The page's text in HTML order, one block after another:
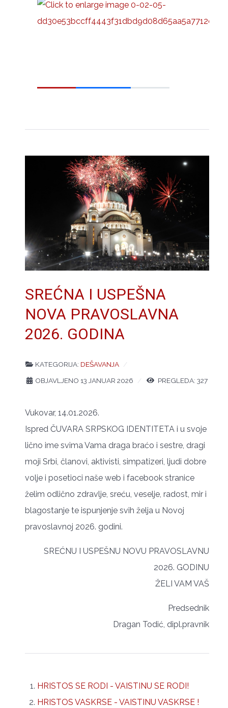
SREĆNA I USPEŠNA
NOVA PRAVOSLAVNA
2026. GODINA
KATEGORIJA: DEŠAVANJA
OBJAVLJENO 13 JANUAR 2026
PREGLEDA: 327
Vukovar, 14.01.2026.
Ispred ČUVARA SRPSKOG IDENTITETA i u svoje
lično ime svima Vama draga braćo i sestre, dragi
moji Srbi, članovi, aktivisti, simpatizeri, ljudi dobre
volje i posetioci naše web i facebook stranice
želim odlično zdravlje, sreću, veselje, radost, mir i
blagostanje te ispunjenje svih želja u Novoj
pravoslavnoj 2026. godini.
SREĆNU I USPEŠNU NOVU PRAVOSLAVNU
2026. GODINU
ŽELI VAM VAŠ
Predsednik
Dragan Todić, dipl.pravnik
HRISTOS SE RODI - VAISTINU SE RODI!
HRISTOS VASKRSE - VAISTINU VASKRSE !